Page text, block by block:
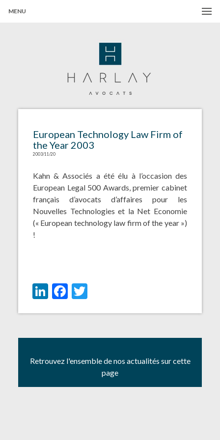
MENU
European Technology Law Firm of
the Year 2003
2003/11/20
Kahn & Associés a été élu à l’occasion des
European Legal 500 Awards, premier cabinet
français d’avocats d’affaires pour les
Nouvelles Technologies et la Net Economie
(« European technology law firm of the year »)
!
LinkedIn
Facebook
Twitter
Retrouvez l'ensemble de nos actualités sur cette
page